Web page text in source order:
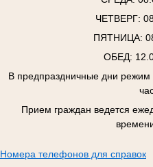
ЧЕТВЕРГ:
ПЯТНИЦА:
ОБЕД:
В предпраздничные дни
Прием граждан ведется
Номера телефонов для справок